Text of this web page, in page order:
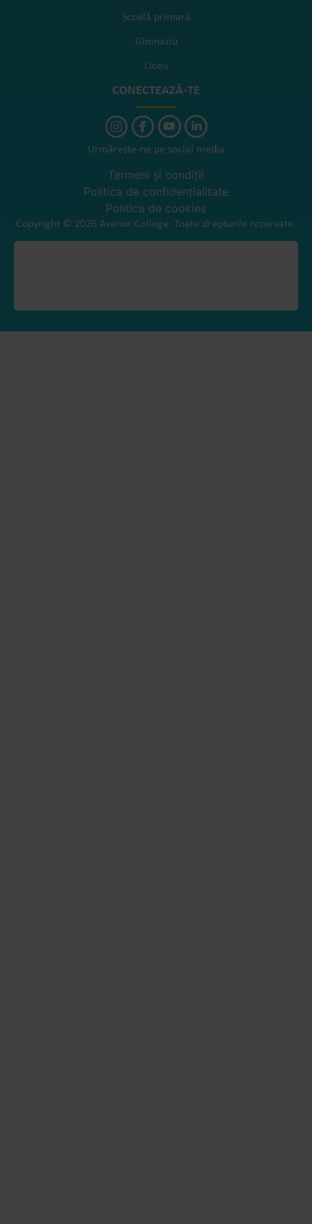
Școală primară
Gimnaziu
Liceu
CONECTEAZĂ-TE
Urmărește-ne pe social media
Termeni și condiții
Politica de confidențialitate
Politica de cookies
Copyright © 2026 Avenor College. Toate drepturile rezervate.